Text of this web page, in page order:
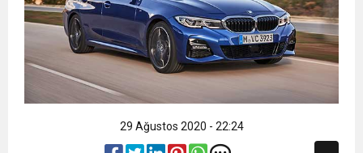
29 Ağustos 2020 - 22:24